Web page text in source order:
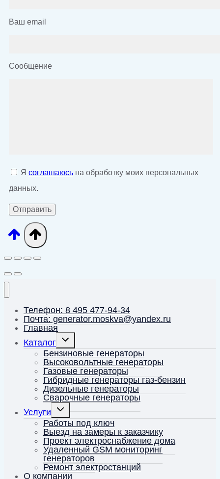
Ваш email
Сообщение
Я соглашаюсь на обработку моих персональных
данных.
Телефон: 8 495 477-94-34
Почта: generator.moskva@yandex.ru
Главная
Каталог
Переключить
дочернее
меню
Бензиновые генераторы
Высоковольтные генераторы
Газовые генераторы
Гибридные генераторы газ-бензин
Дизельные генераторы
Сварочные генераторы
Услуги
Переключить
дочернее
меню
Работы под ключ
Выезд на замеры к заказчику
Проект электроснабжение дома
Удаленный GSM мониторинг
генераторов
Ремонт электростанций
О компании